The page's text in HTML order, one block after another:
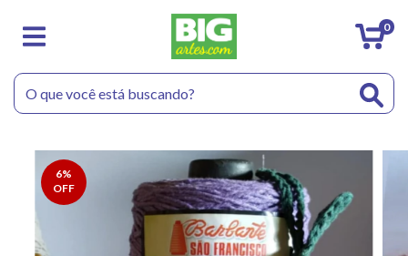
0
6%
OFF